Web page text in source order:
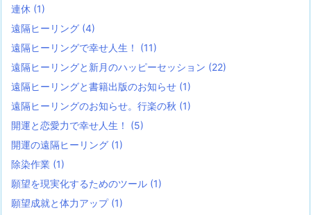
連休 (1)
遠隔ヒーリング (4)
遠隔ヒーリングで幸せ人生！ (11)
遠隔ヒーリングと新月のハッピーセッション (22)
遠隔ヒーリングと書籍出版のお知らせ (1)
遠隔ヒーリングのお知らせ。行楽の秋 (1)
開運と恋愛力で幸せ人生！ (5)
開運の遠隔ヒーリング (1)
除染作業 (1)
願望を現実化するためのツール (1)
願望成就と体力アップ (1)